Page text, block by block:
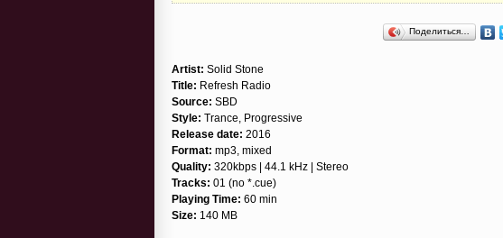
Поделиться…
Artist: Solid Stone
Title: Refresh Radio
Source: SBD
Style: Trance, Progressive
Release date: 2016
Format: mp3, mixed
Quality: 320kbps | 44.1 kHz | Stereo
Tracks: 01 (no *.cue)
Playing Time: 60 min
Size: 140 MB